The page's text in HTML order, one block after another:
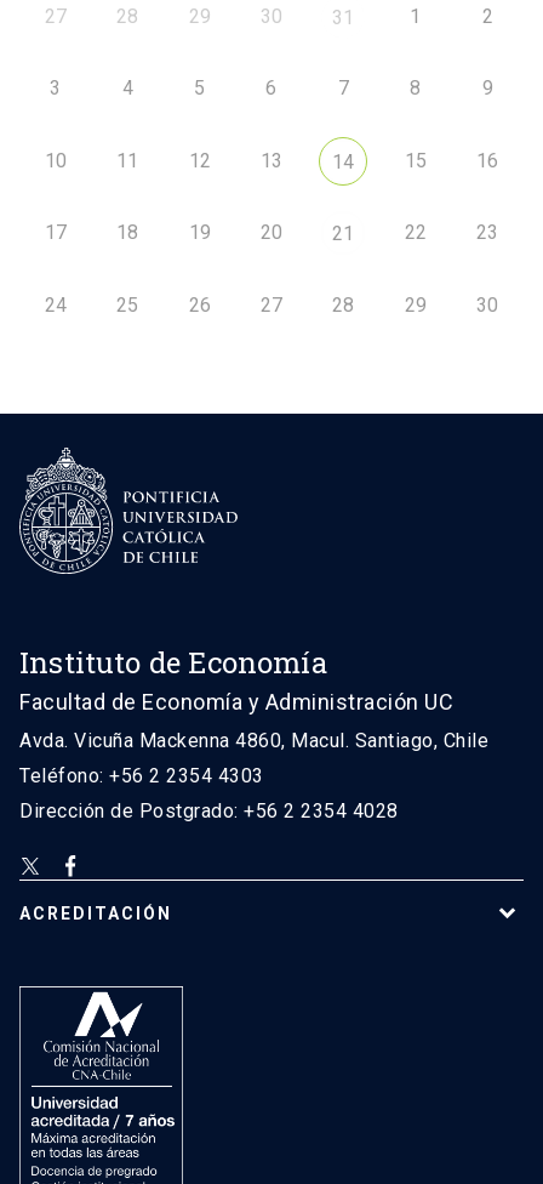
27 28 29 30 31 1 2
3 4 5 6 7 8 9
10 11 12 13 14 15 16
17 18 19 20 21 22 23
24 25 26 27 28 29 30
Instituto de Economía
Facultad de Economía y Administración UC
Avda. Vicuña Mackenna 4860, Macul. Santiago, Chile
Teléfono: +56 2 2354 4303
Dirección de Postgrado: +56 2 2354 4028
ACREDITACIÓN